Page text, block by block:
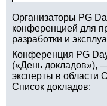
Организаторы PG
конференцией для
разработки и
Конференция PG
(«День докладов»),
эксперты в области
Список докладов: